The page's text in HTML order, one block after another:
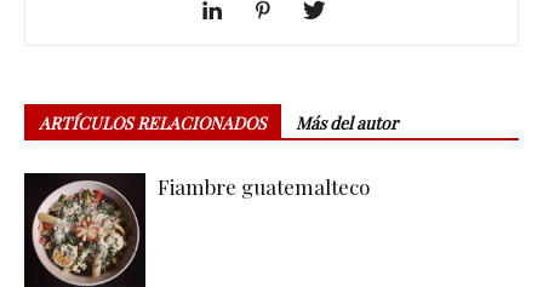
ARTÍCULOS RELACIONADOS Más del autor
Fiambre guatemalteco